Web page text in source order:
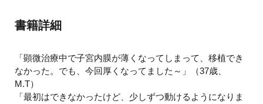
書籍詳細
「顕微治療中で子宮内膜が薄くなってしまって、移植でき
なかった。でも、今回厚くなってました～」（37歳、
M.T）
「最初はできなかったけど、少しずつ動けるようになりま